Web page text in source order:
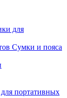
для
Сумки и пояса
для портативных